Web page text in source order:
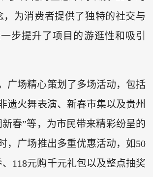
，为消费者提供了独特的社交与
步提升了项目的游逛性和吸引
广场精心策划了多场活动，包括
遗火舞表演、新春市集以及贵州
春”等，为市民带来精彩纷呈的
，广场推出多重优惠活动，如50
、118元购千元礼包以及整点抽奖